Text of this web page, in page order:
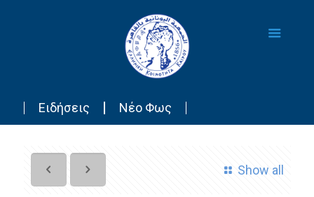
Ειδήσεις Νέο Φως
Show all